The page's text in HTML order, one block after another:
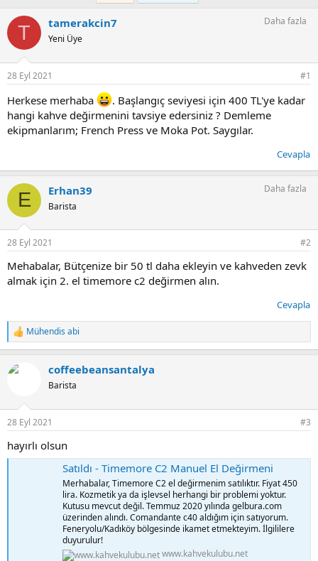
y
u
a
ş
l
a
t
a
n
a
t
a
r
i
h
T tamerakcin7
Yeni Üye
Daha fazla
28 Eyl 2021 #1
Herkese merhaba
. Başlangıç seviyesi için 400 TL'ye kadar
hangi kahve değirmenini tavsiye edersiniz ? Demleme
ekipmanlarım; French Press ve Moka Pot. Saygılar.
Cevapla
E Erhan39
Barista
Daha fazla
28 Eyl 2021 #2
Mehabalar, Bütçenize bir 50 tl daha ekleyin ve kahveden zevk
almak için 2. el timemore c2 değirmen alın.
Cevapla
T
e
k
:
Mühendis abi
coffeebeansantalya
Barista
28 Eyl 2021 #3
hayırlı olsun
Satıldı - Timemore C2 Manuel El Değirmeni
Merhabalar, Timemore C2 el değirmenim satılıktır. Fiyat 450
lira. Kozmetik ya da işlevsel herhangi bir problemi yoktur.
Kutusu mevcut değil. Temmuz 2020 yılında gelbura.com
üzerinden alındı. Comandante c40 aldığım için satıyorum.
Feneryolu/Kadıköy bölgesinde ikamet etmekteyim. İlgililere
duyurulur!
www.kahvekulubu.net